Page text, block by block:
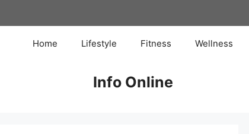
Home Lifestyle Fitness Wellness
Info Online